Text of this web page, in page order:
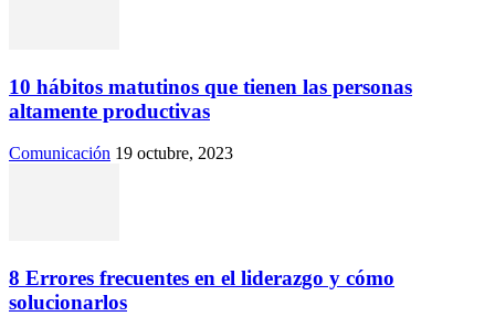
10 hábitos matutinos que tienen las personas
altamente productivas
Comunicación 19 octubre, 2023
8 Errores frecuentes en el liderazgo y cómo
solucionarlos